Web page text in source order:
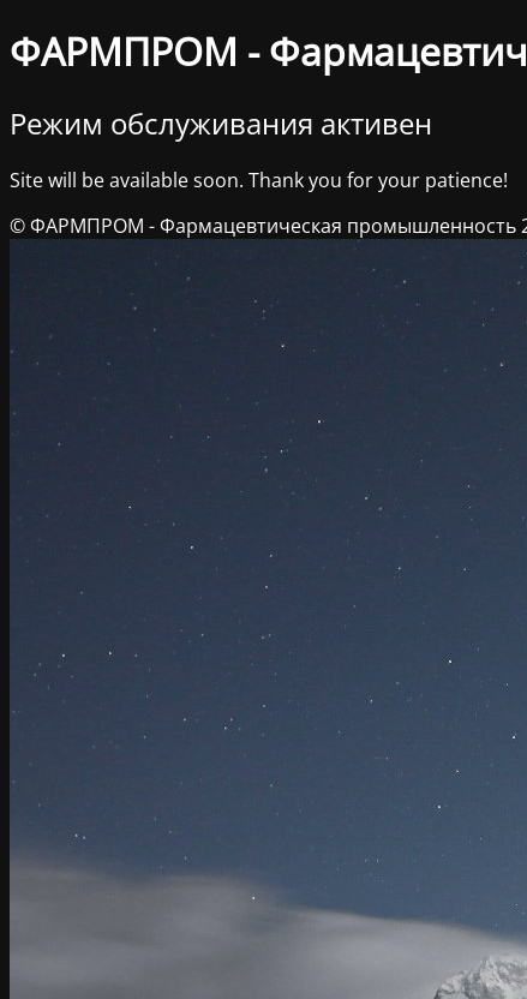
ФАРМПРОМ -
Режим обслуживания активен
Site will be available soon. Thank you for your patience!
© ФАРМПРОМ - Фармацевтическая промышленность